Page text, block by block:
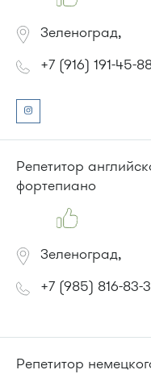
Зеленоград,
+7 (916) 191-45-
Репетитор
фортепиано
Зеленоград,
+7 (985) 816-83-
Репетитор